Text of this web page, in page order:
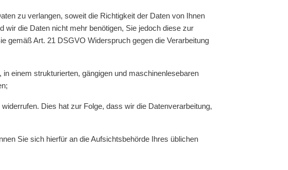
zu verlangen, soweit die Richtigkeit der Daten von Ihnen
wir die Daten nicht mehr benötigen, Sie jedoch diese zur
gemäß Art. 21 DSGVO Widerspruch gegen die Verarbeitung
einem strukturierten, gängigen und maschinenlesebaren
Dies hat zur Folge, dass wir die Datenverarbeitung,
Sie sich hierfür an die Aufsichtsbehörde Ihres üblichen